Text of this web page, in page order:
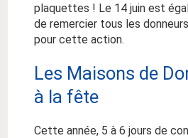
plaquettes ! Le 14 juin est
de remercier tous les
pour cette action.
Les Maisons de
à la fête
Cette année, 5 à 6 jours de